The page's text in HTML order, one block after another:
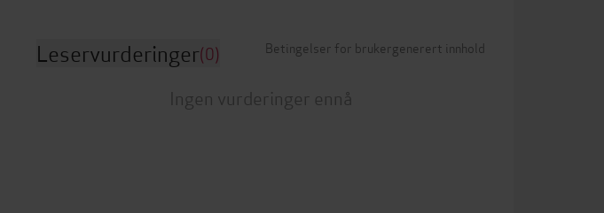
Leservurderinger(0) Betingelser for brukergenerert innhold
Ingen vurderinger ennå